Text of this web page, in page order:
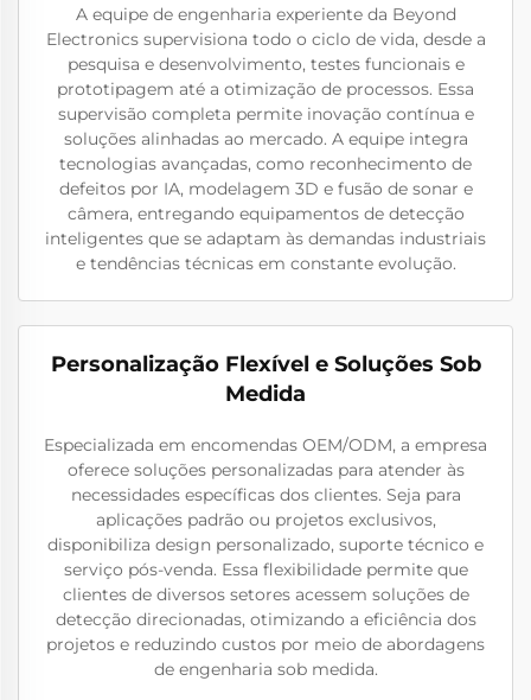
A equipe de engenharia experiente da Beyond
Electronics supervisiona todo o ciclo de vida, desde a
pesquisa e desenvolvimento, testes funcionais e
prototipagem até a otimização de processos. Essa
supervisão completa permite inovação contínua e
soluções alinhadas ao mercado. A equipe integra
tecnologias avançadas, como reconhecimento de
defeitos por IA, modelagem 3D e fusão de sonar e
câmera, entregando equipamentos de detecção
inteligentes que se adaptam às demandas industriais
e tendências técnicas em constante evolução.
Personalização Flexível e Soluções Sob
Medida
Especializada em encomendas OEM/ODM, a empresa
oferece soluções personalizadas para atender às
necessidades específicas dos clientes. Seja para
aplicações padrão ou projetos exclusivos,
disponibiliza design personalizado, suporte técnico e
serviço pós-venda. Essa flexibilidade permite que
clientes de diversos setores acessem soluções de
detecção direcionadas, otimizando a eficiência dos
projetos e reduzindo custos por meio de abordagens
de engenharia sob medida.